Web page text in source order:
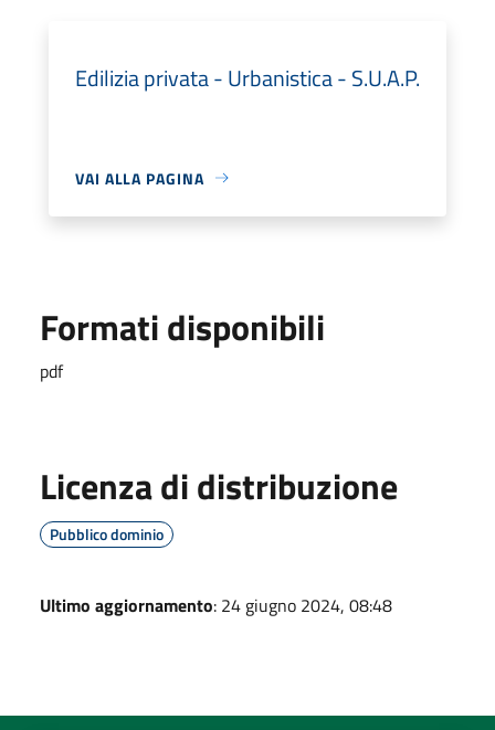
Edilizia privata - Urbanistica - S.U.A.P.
VAI ALLA PAGINA
Formati disponibili
pdf
Licenza di distribuzione
Pubblico dominio
Ultimo aggiornamento: 24 giugno 2024, 08:48